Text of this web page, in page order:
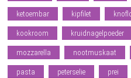
ketoembar kipfilet
kookroom kruidnagelpoeder
mozzarella nootmuskaat
pasta peterselie prei